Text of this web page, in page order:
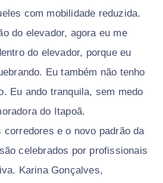
com mobilidade reduzida.
do elevador, agora eu me
do elevador, porque eu
Eu também não tenho
Eu ando tranquila, sem medo
do Itapoã.
corredores e o novo padrão da
celebrados por profissionais
Karina Gonçalves,